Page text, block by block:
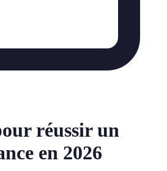
réussir un
en 2026